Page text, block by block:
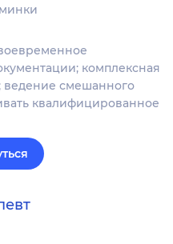
комплексная
ведение смешанного
квалифицированное